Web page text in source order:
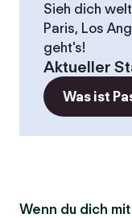
Sieh dich
Paris, Los
geht's!
Aktueller
Was ist
Wenn du dich